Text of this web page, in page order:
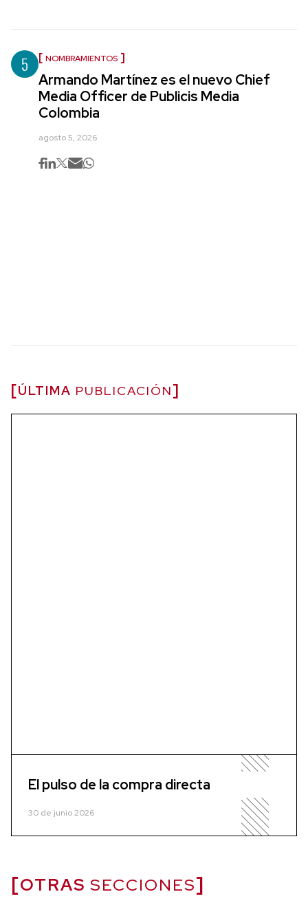
5 NOMBRAMIENTOS
Armando Martínez es el nuevo Chief
Media Officer de Publicis Media
Colombia
agosto 5, 2026
ÚLTIMA PUBLICACIÓN
El pulso de la compra directa
30 de junio 2026
OTRAS SECCIONES